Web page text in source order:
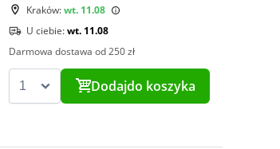
Kraków:wt. 11.08
U ciebie:wt. 11.08
Darmowa dostawa od 250 zł
Dodajdo koszyka